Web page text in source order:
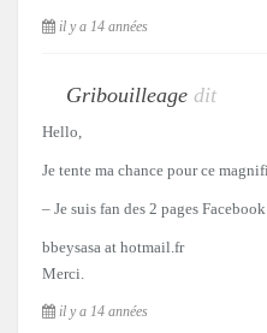
il y a 14 années
Gribouilleage dit
Hello,
Je tente ma chance pour ce
– Je suis fan des 2 pages
bbeysasa at hotmail.fr
Merci.
il y a 14 années